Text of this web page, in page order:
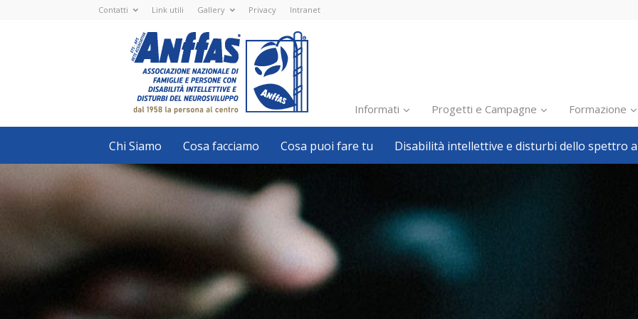
Contatti Link utili Gallery Privacy Intranet
Nazionale
ETS
-
APS
Associazione
Nazionale
di
Famiglie
e
con
disabilità
intellettive
e
disturbi
Informati
Inclusione scolastica
Inclusione lavorativa
Progetti e Campagne Formazione
Chi Siamo Cosa facciamo Cosa puoi fare tu Disabilità intellettive e disturbi dello spettro